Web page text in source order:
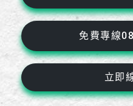
免費專線
立即